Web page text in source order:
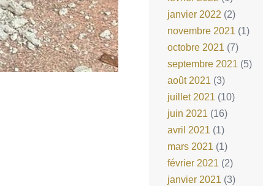
janvier 2022 (2)
novembre 2021(1)
octobre 2021(7)
septembre 2021(5)
août 2021(3)
juillet 2021(10)
juin 2021(16)
avril 2021(1)
mars 2021(1)
février 2021(2)
janvier 2021(3)